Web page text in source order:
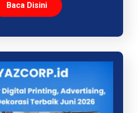
Baca Disini